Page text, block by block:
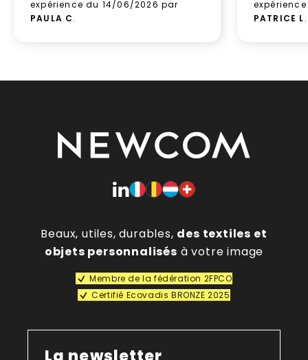
expérience du 14/06/2026 par
PAULA C.
PATRICE L.
Beaux, utiles, durables, des textiles et
objets personnalisés à votre image
Membre de la fédération 2FPCO
Certifié Ecovadis BRONZE 2025